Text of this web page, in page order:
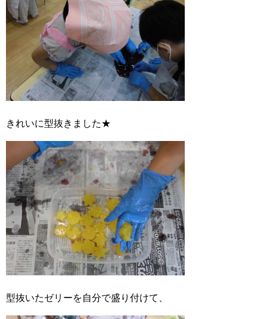
きれいに型抜きました★
型抜いたゼリーを自分で盛り付けて、